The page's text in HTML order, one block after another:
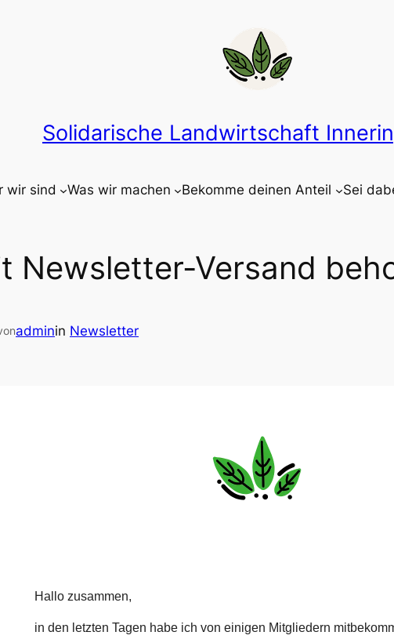
Solidarische Landwirtschaft
wir sind Was wir machen Bekomme deinen Anteil Sei
Newsletter-Versand
adminin Newsletter
Hallo zusammen,
in den letzten Tagen habe ich von einigen Mitgliedern